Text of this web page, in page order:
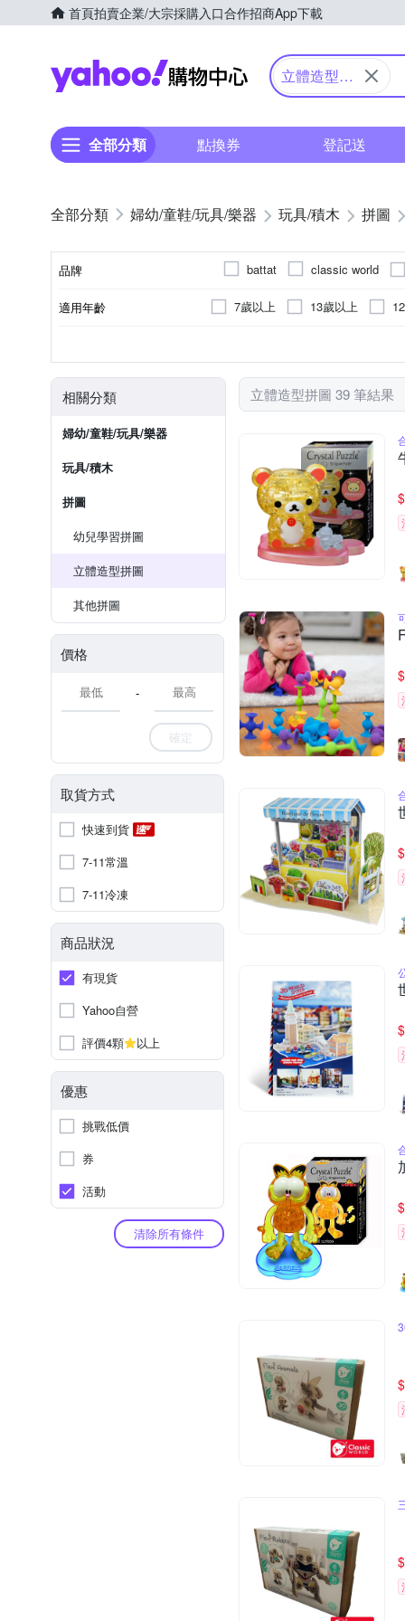
首頁拍賣企業/大宗採購入口合作招商App下載
Yahoo購物中心
立體造型拼
全部分類
點換券 登記送
婦幼/童鞋/玩具/樂器 玩具/積木 拼圖
品牌 battat classic world
適用年齡 7歲以上 13歲以上
相關分類
婦幼/童鞋/玩具/樂器
玩具/積木
拼圖
幼兒學習拼圖
立體造型拼圖
其他拼圖
價格
-
確定
取貨方式
快速到貨
7-11常溫
7-11冷凍
商品狀況
有現貨
Yahoo自營
評價4顆
以上
優惠
挑戰低價
券
活動
清除所有條件
立體造型拼圖 39 筆結果
$
$
$
$
$
$
$